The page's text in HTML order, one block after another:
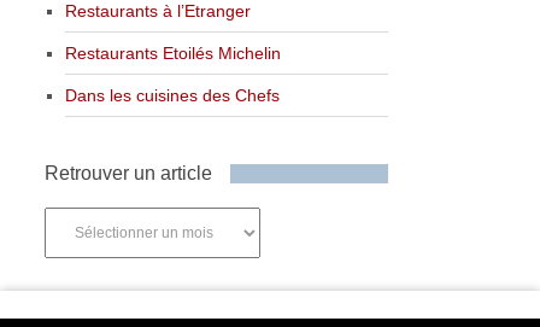
Restaurants à l’Etranger
Restaurants Etoilés Michelin
Dans les cuisines des Chefs
Retrouver un article